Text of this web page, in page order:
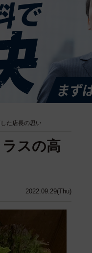
た店長の思い
2022.09.29(Thu)
スの高